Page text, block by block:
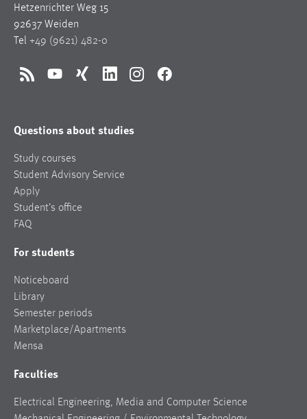
Hetzenrichter Weg 15
92637 Weiden
Tel +49 (9621) 482-0
RSS YouTubeXing LinkedInInstagramFacebook
Questions about studies
Study courses
Student Advisory Service
Apply
Student’s office
FAQ
For students
Noticeboard
Library
Semester periods
Marketplace/Apartments
Mensa
Faculties
Electrical Engineering, Media and Computer Science